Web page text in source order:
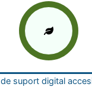
suport digital